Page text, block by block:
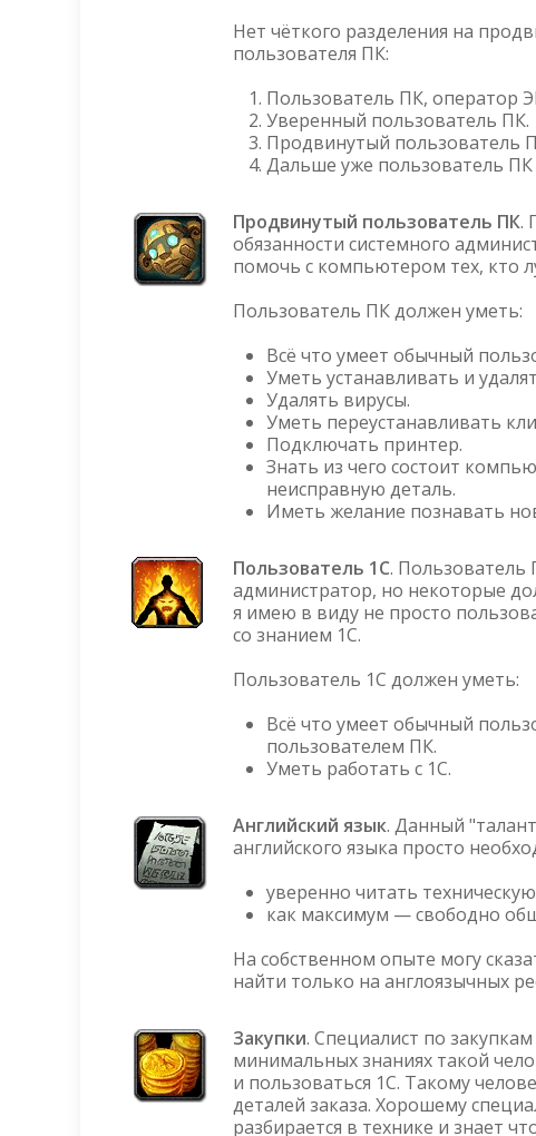
Нет чёткого разделения на
пользователя ПК:
Пользователь ПК, оператор
Уверенный пользователь ПК.
Продвинутый пользователь
Дальше уже пользователь
Продвинутый пользователь ПК.
обязанности системного
помочь с компьютером тех, кто
Пользователь ПК должен уметь:
Всё что умеет обычный
Уметь устанавливать и
Удалять вирусы.
Уметь переустанавливать
Подключать принтер.
Знать из чего состоит
неисправную деталь.
Иметь желание познавать
Пользователь 1С.
администратор, но некоторые
я имею в виду не просто
со знанием 1С.
Пользователь 1С должен уметь:
Всё что умеет обычный
пользователем ПК.
Уметь работать с 1С.
Английский язык. Данный
английского языка просто
уверенно читать
как максимум — свободно
На собственном опыте могу
найти только на англоязычных
Закупки. Специалист по
минимальных знаниях такой
и пользоваться 1С. Такому
деталей заказа. Хорошему
разбирается в технике и знает